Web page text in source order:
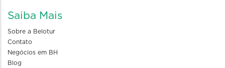
Saiba Mais
Sobre a Belotur
Contato
Negócios em BH
Blog